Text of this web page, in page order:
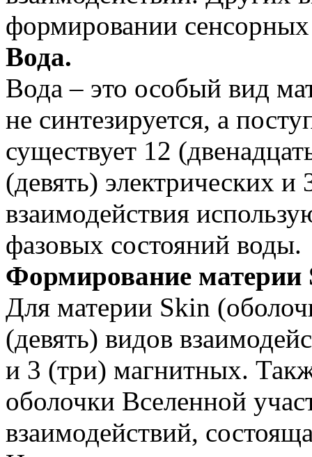
формировании сенсорных
Вода.
Вода – это особый вид
не синтезируется, а
существует 12
(девять) электрических
взаимодействия
фазовых состояний воды.
Формирование материи
Для материи Skin
(девять) видов
и 3 (три) магнитных.
оболочки Вселенной
взаимодействий,